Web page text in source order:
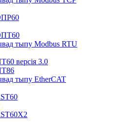
тыпу Modbus RTU
версія 3.0
тыпу EtherCAT